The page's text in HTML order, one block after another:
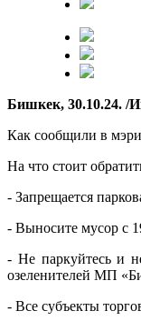
Бишкек, 30.10.24. /
Как сообщили в
На что стоит
- Запрещается
- Выносите мусор с
- Не паркуйтесь и
озеленителей МП
- Все субъекты